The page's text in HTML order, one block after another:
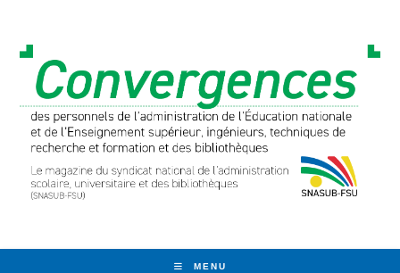
content
MENU